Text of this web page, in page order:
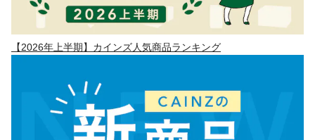
【2026年上半期】カインズ人気商品ランキング